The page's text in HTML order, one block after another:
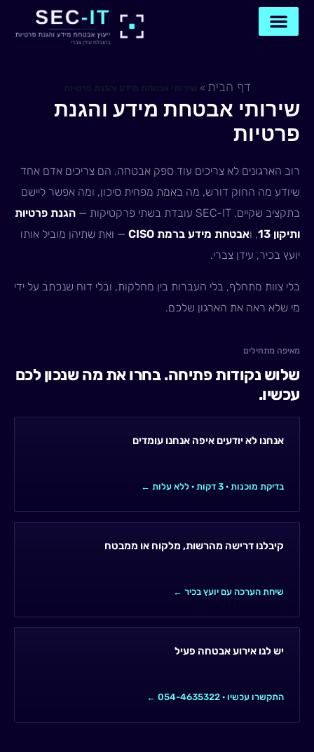
דילוג
דף הבית » שירותי אבטחת מידע והגנת פרטיות
שירותי אבטחת מידע והגנת
פרטיות
רוב הארגונים לא צריכים עוד ספק אבטחה. הם צריכים אדם אחד
שיודע מה החוק דורש, מה באמת מפחית סיכון, ומה אפשר ליישם
בתקציב שקיים. SEC-IT עובדת בשתי פרקטיקות —
הגנת פרטיות
ותיקון 13
, ואבטחת מידע ברמת CISO
— ואת שתיהן מוביל אותו
יועץ בכיר, עידן צברי.
בלי צוות מתחלף, בלי העברות בין מחלקות, ובלי דוח שנכתב על ידי
מי שלא ראה את הארגון שלכם.
מאיפה מתחילים
שלוש נקודות פתיחה. בחרו את מה שנכון לכם
עכשיו.
אנחנו לא יודעים איפה אנחנו עומדים
בדיקת מוכנות · 3 דקות · ללא עלות ←
קיבלנו דרישה מהרשות, מלקוח או ממבטח
שיחת הערכה עם יועץ בכיר ←
יש לנו אירוע אבטחה פעיל
התקשרו עכשיו · 054-4635322 ←